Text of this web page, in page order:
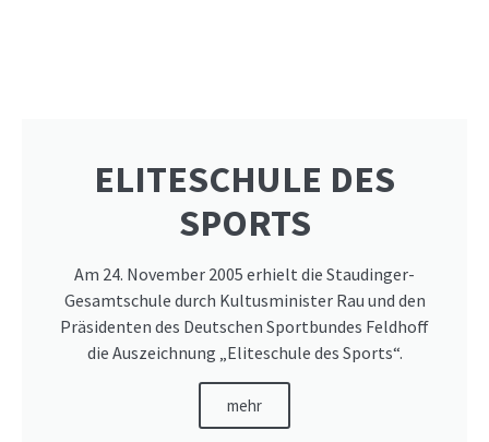
ELITESCHULE DES
SPORTS
Am 24. November 2005 erhielt die Staudinger-
Gesamtschule durch Kultusminister Rau und den
Präsidenten des Deutschen Sportbundes Feldhoff
die Auszeichnung „Eliteschule des Sports“.
mehr